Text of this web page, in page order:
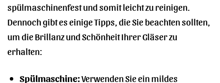
spülmaschinenfest und somit leicht zu reinigen.
Dennoch gibt es einige Tipps, die Sie beachten sollten,
um die Brillanz und Schönheit Ihrer Gläser zu
erhalten:
Spülmaschine:Verwenden Sie ein mildes